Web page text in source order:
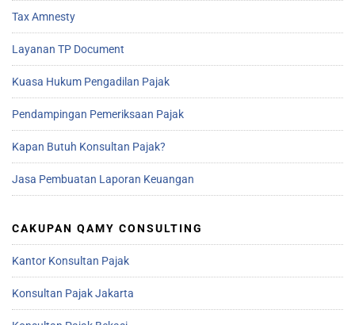
Tax Amnesty
Layanan TP Document
Kuasa Hukum Pengadilan Pajak
Pendampingan Pemeriksaan Pajak
Kapan Butuh Konsultan Pajak?
Jasa Pembuatan Laporan Keuangan
CAKUPAN QAMY CONSULTING
Kantor Konsultan Pajak
Konsultan Pajak Jakarta